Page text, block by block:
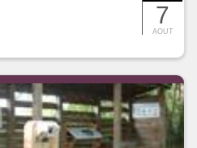
7
AOUT